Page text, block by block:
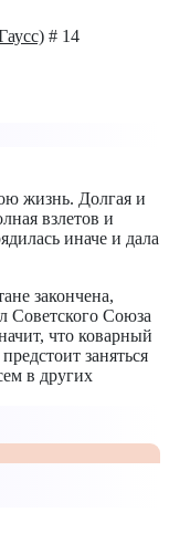
# 14
жизнь. Долгая и
взлетов и
иначе и дала
закончена,
Советского Союза
что коварный
заняться
в других